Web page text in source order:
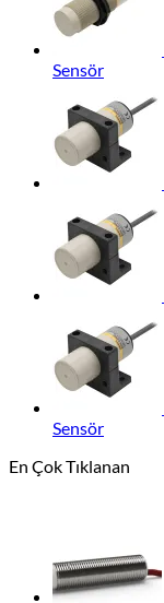
Sensör
Sensör
En Çok Tıklanan